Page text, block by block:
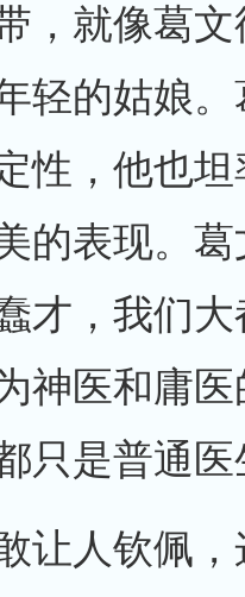
，就像葛
轻的姑娘
性，他也
的表现。
才，我们
神医和庸
只是普通医
让人钦佩